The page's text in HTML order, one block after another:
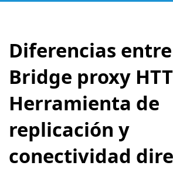
Diferencias entre
Bridge proxy
Herramienta de
replicación y
conectividad